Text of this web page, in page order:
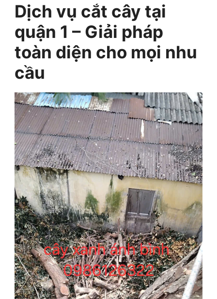
Dịch vụ cắt cây tại
quận 1 – Giải pháp
toàn diện cho mọi nhu
cầu